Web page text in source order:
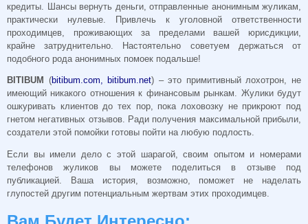
кредиты. Шансы вернуть деньги, отправленные анонимным жуликам,
практически нулевые. Привлечь к уголовной ответственности
проходимцев, проживающих за пределами вашей юрисдикции,
крайне затруднительно. Настоятельно советуем держаться от
подобного рода анонимных помоек подальше!
BITIBUM (bitibum.com, bitibum.net) – это примитивный лохотрон, не
имеющий никакого отношения к финансовым рынкам. Жулики будут
ошкуривать клиентов до тех пор, пока лоховозку не прикроют под
гнетом негативных отзывов. Ради получения максимальной прибыли,
создатели этой помойки готовы пойти на любую подлость.
Если вы имели дело с этой шарагой, своим опытом и номерами
телефонов жуликов вы можете поделиться в отзыве под
публикацией. Ваша история, возможно, поможет не наделать
глупостей другим потенциальным жертвам этих проходимцев.